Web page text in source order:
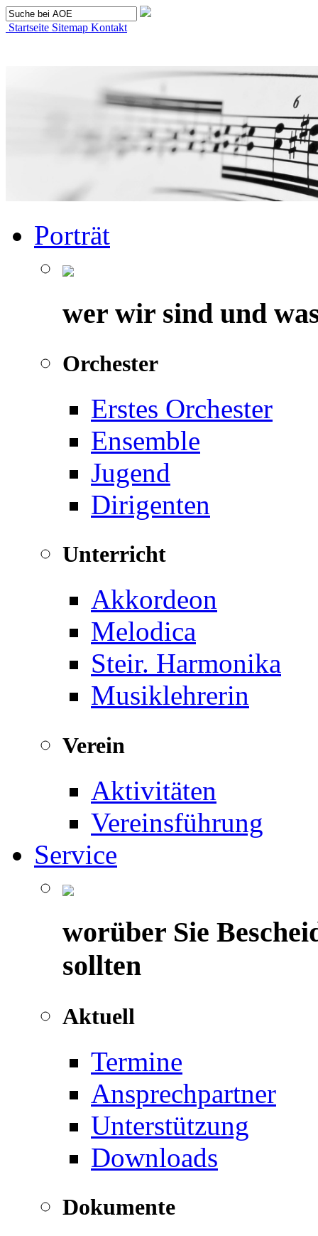
Startseite Sitemap Kontakt
Porträt
wer wir sind und
Orchester
Erstes Orchester
Ensemble
Jugend
Dirigenten
Unterricht
Akkordeon
Melodica
Steir. Harmonika
Musiklehrerin
Verein
Aktivitäten
Vereinsführung
Service
worüber Sie
sollten
Aktuell
Termine
Ansprechpartner
Unterstützung
Downloads
Dokumente